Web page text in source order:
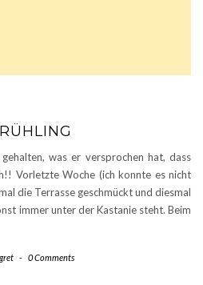
was er versprochen hat, dass
Vorletzte Woche (ich konnte es nicht
die Terrasse geschmückt und diesmal
immer unter der Kastanie steht. Beim
- 0 Comments